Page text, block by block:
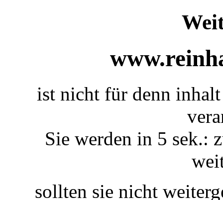
ist nicht für denn
Sie werden in 5 sek.:
sollten sie nicht